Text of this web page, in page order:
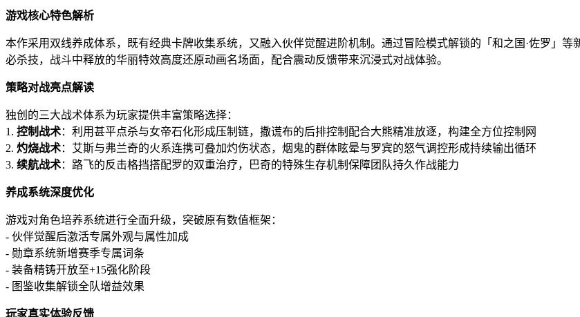
游戏核心特色解析
本作采用双线养成体系，既有经典卡牌收集系统，又融入伙伴觉醒进阶机制。通过冒险模式解锁的「和之国·佐罗」
必杀技，战斗中释放的华丽特效高度还原动画名场面，配合震动反馈带来沉浸式对战体验。
策略对战亮点解读
独创的三大战术体系为玩家提供丰富策略选择：
1. 控制战术：利用甚平点杀与女帝石化形成压制链，撒谎布的后排控制配合大熊精准放逐，构建全方位控制网
2. 灼烧战术：艾斯与弗兰奇的火系连携可叠加灼伤状态，烟鬼的群体眩晕与罗宾的怒气调控形成持续输出循环
3. 续航战术：路飞的反击格挡搭配罗的双重治疗，巴奇的特殊生存机制保障团队持久作战能力
养成系统深度优化
游戏对角色培养系统进行全面升级，突破原有数值框架：
- 伙伴觉醒后激活专属外观与属性加成
- 勋章系统新增赛季专属词条
- 装备精铸开放至+15强化阶段
- 图鉴收集解锁全队增益效果
玩家真实体验反馈